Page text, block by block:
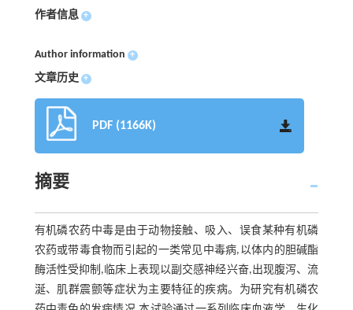
作者信息 +
Author information +
文章历史 +
PDF (1166K)
摘要
有机磷农药中毒是由于动物接触、吸入、误食某种有机磷
农药或带毒食物而引起的一类常见中毒病,以体内的胆碱酯
酶活性受抑制,临床上表现以副交感神经兴奋,出现腹泻、流
涎、肌群震颤等症状为主要特征的疾病。为研究有机磷农